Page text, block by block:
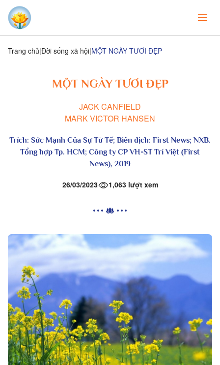
Trang chủ Đời sống xã hội MỘT NGÀY TƯƠI ĐẸP
MỘT NGÀY TƯƠI ĐẸP
JACK CANFIELD
MARK VICTOR HANSEN
Trích: Sức Mạnh Của Sự Tử Tế; Biên dịch: First News; NXB.
Tổng hợp Tp. HCM; Công ty CP VH-ST Trí Việt (First
News), 2019
26/03/2023 1,063 lượt xem